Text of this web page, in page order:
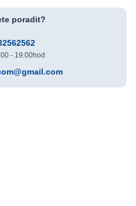
poradit?
- 19:00hod